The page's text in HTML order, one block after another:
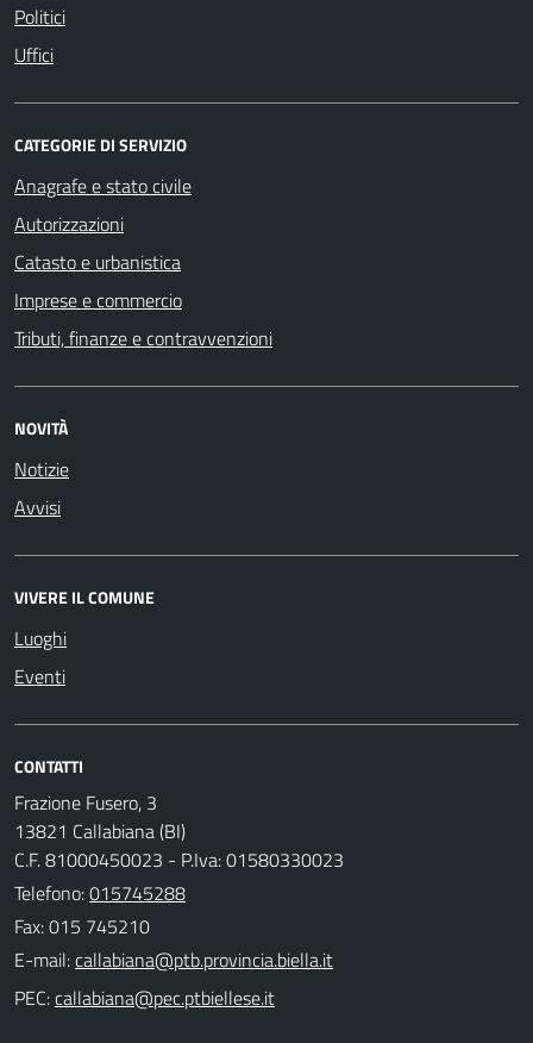
Politici
Uffici
CATEGORIE DI SERVIZIO
Anagrafe e stato civile
Autorizzazioni
Catasto e urbanistica
Imprese e commercio
Tributi, finanze e contravvenzioni
NOVITÀ
Notizie
Avvisi
VIVERE IL COMUNE
Luoghi
Eventi
CONTATTI
Frazione Fusero, 3
13821 Callabiana (BI)
C.F. 81000450023 - P.Iva: 01580330023
Telefono:015745288
Fax: 015 745210
E-mail:
PEC: